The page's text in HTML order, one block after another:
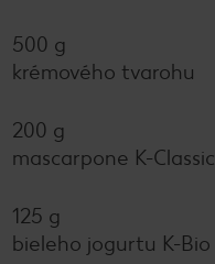
500 g
krémového tvarohu
200 g
mascarpone K-Classic
125 g
bieleho jogurtu K-Bio